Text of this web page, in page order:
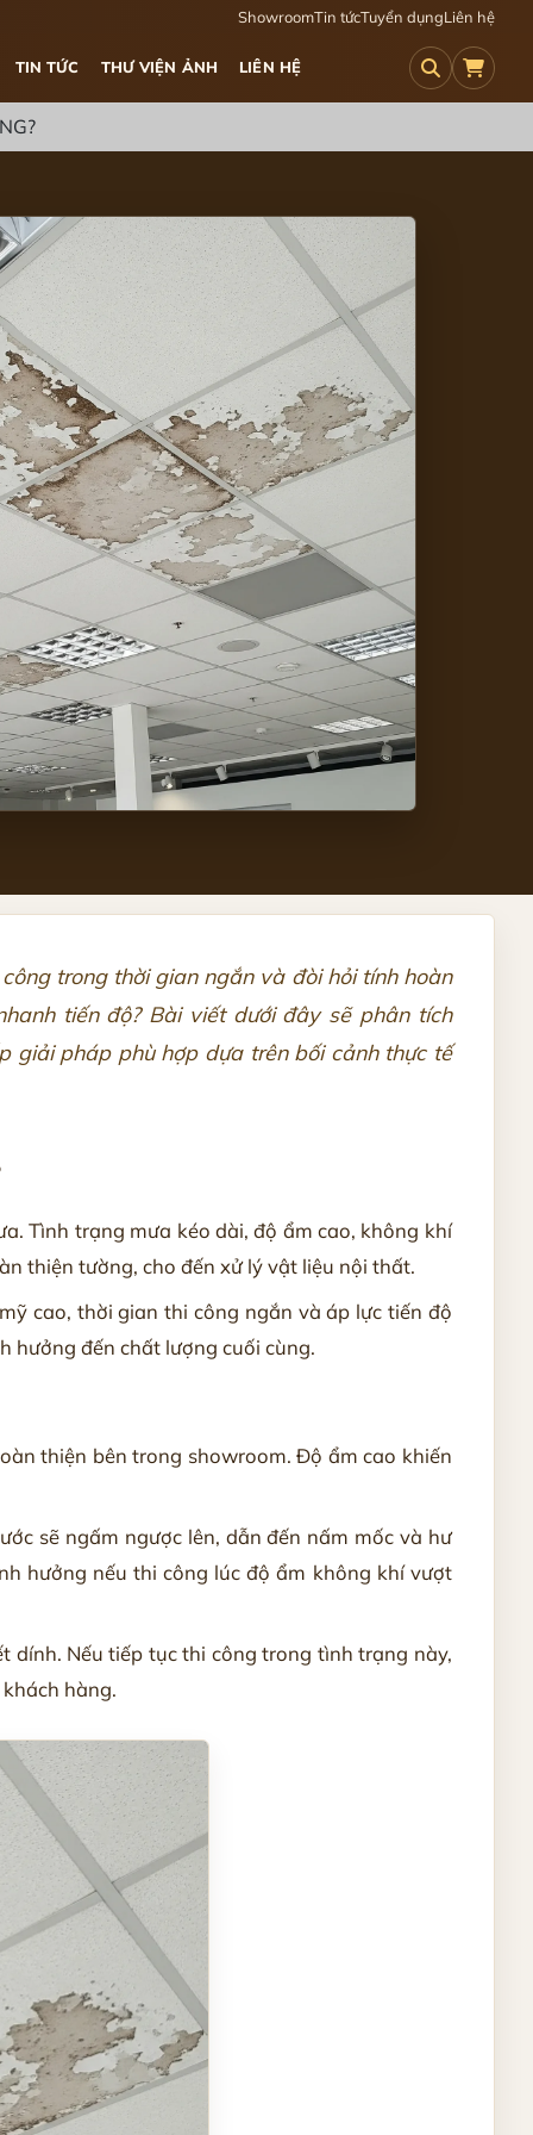
ShowroomTin tứcTuyển dụngLiên hệ
TIN TỨC THƯ VIỆN ẢNH LIÊN HỆ
trong thời gian ngắn và đòi hỏi tính hoàn
tiến độ? Bài viết dưới đây sẽ phân tích
giải pháp phù hợp dựa trên bối cảnh thực tế
Tình trạng mưa kéo dài, độ ẩm cao, không khí
thiện tường, cho đến xử lý vật liệu nội thất.
cao, thời gian thi công ngắn và áp lực tiến độ
hưởng đến chất lượng cuối cùng.
thiện bên trong showroom. Độ ẩm cao khiến
sẽ ngấm ngược lên, dẫn đến nấm mốc và hư
hưởng nếu thi công lúc độ ẩm không khí vượt
Nếu tiếp tục thi công trong tình trạng này,
hàng.